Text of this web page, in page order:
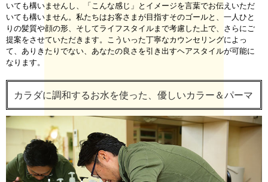
いても構いませんし、「こんな感じ」とイメージを言葉でお伝えいただ
いても構いません。私たちはお客さまが目指すそのゴールと、一人ひと
りの髪質や顔の形、そしてライフスタイルまで考慮した上で、さらにご
提案をさせていただきます。こういった丁寧なカウンセリングによっ
て、ありきたりでない、あなたの良さを引き出すヘアスタイルが可能に
なります。
カラダに調和するお水を使った、優しいカラー＆パーマ